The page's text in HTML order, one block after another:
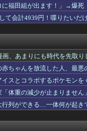
｀)
百花ﾁｬﾝの 手作りお弁当が
球場の移転先を考え始める。
『深刻な状態』になってし
能性は5%ほどの体。その
きたー？」
ｗｗｗｗ（画像あり）
ｗ 嫁のiPhoneが証拠だらけ
、主犯格の川口被告(19)に
10人に性的接待か 計1496
甘える娘wwww大学生の息
と使わせてはならない」→
九州男児っぽくなっていく
に福田組が出ます！」→爆
て会計4939円！喋りたいだ
画、あまりにも時代を先取
赤ちゃんを放流した人、最
イスとコラボするポケモン
「体重の減少が止まりませ
行列ができる…一体何が起き